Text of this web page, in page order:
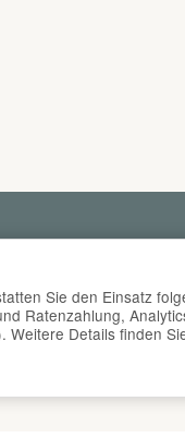
Sie den Einsatz
Ratenzahlung,
Weitere Details finden